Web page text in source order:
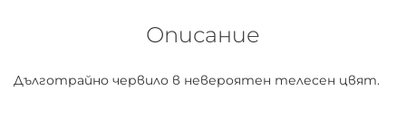
Описание
Дълготрайно червило в невероятен телесен цвят.